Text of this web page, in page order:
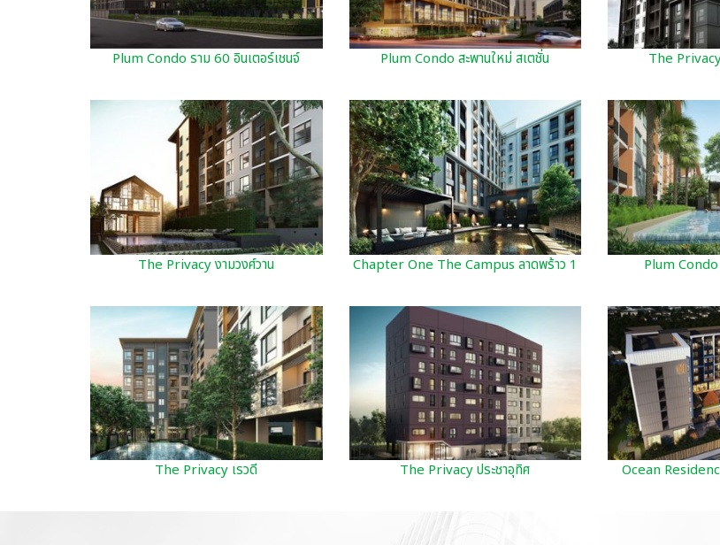
Plum Condo ราม 60 อินเตอร์เชนจ์ Plum Condo สะพานใหม่ สเตชั่น The
The Privacy งามวงศ์วาน Chapter One The Campus ลาดพร้าว 1 Plum
The Privacy เรวดี The Privacy ประชาอุทิศ Ocean